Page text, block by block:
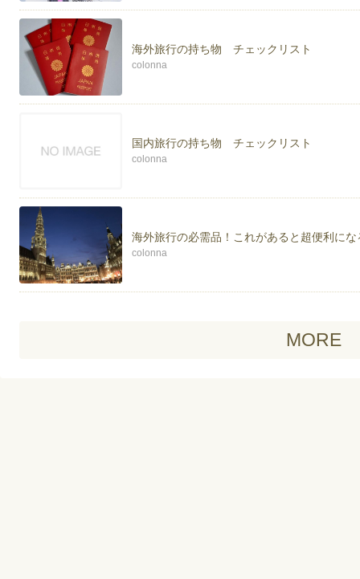
海外旅行の持ち物 チェックリスト
colonna
国内旅行の持ち物 チェックリスト
colonna
海外旅行の必需品！これがあると超便利に
colonna
MORE